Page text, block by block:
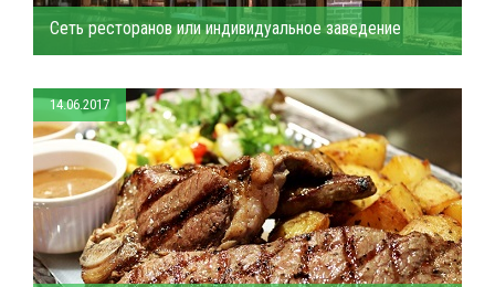
Сеть ресторанов или индивидуальное заведение
14.06.2017